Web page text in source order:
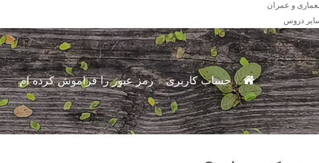
و عمران
دروس
حساب کاربری رمز عبور را فراموش کرده ام